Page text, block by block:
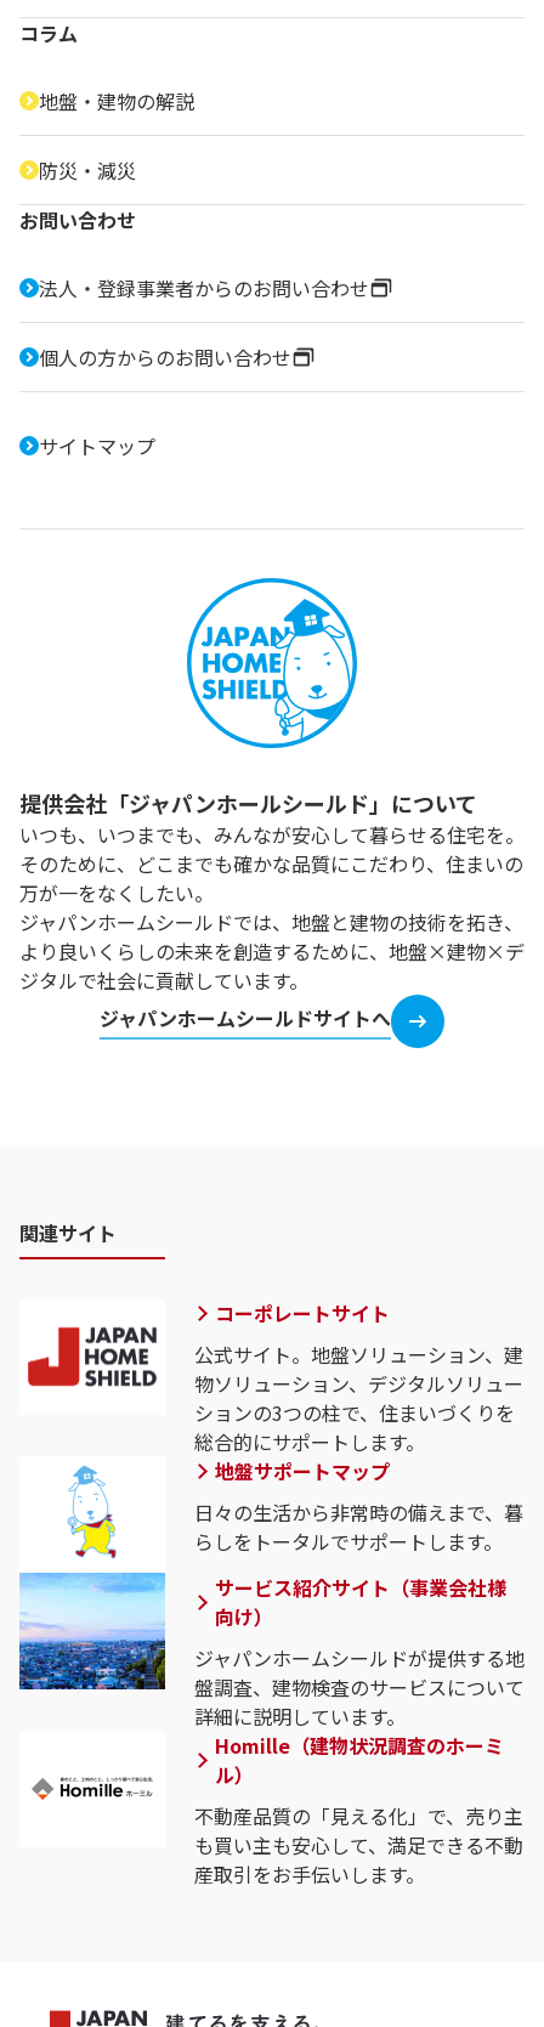
コラム
地盤・建物の解説
防災・減災
お問い合わせ
法人・登録事業者からのお問い合わせ
個人の方からのお問い合わせ
サイトマップ
提供会社「ジャパンホールシールド」について
いつも、いつまでも、みんなが安心して暮らせる住宅を。
そのために、どこまでも確かな品質にこだわり、住まいの
万が一をなくしたい。
ジャパンホームシールドでは、地盤と建物の技術を拓き、
より良いくらしの未来を創造するために、地盤×建物×デ
ジタルで社会に貢献しています。
ジャパンホームシールドサイトへ
関連サイト
コーポレートサイト
公式サイト。地盤ソリューション、建
物ソリューション、デジタルソリュー
ションの3つの柱で、住まいづくりを
総合的にサポートします。
地盤サポートマップ
日々の生活から非常時の備えまで、暮
らしをトータルでサポートします。
サービス紹介サイト（事業会社様
向け）
ジャパンホームシールドが提供する地
盤調査、建物検査のサービスについて
詳細に説明しています。
Homille（建物状況調査のホーミ
ル）
不動産品質の「見える化」で、売り主
も買い主も安心して、満足できる不動
産取引をお手伝いします。